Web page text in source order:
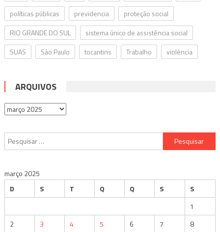
políticas públicas
previdencia
proteção social
RIO GRANDE DO SUL
sistema único de assistência social
SUAS
São Paulo tocantins Trabalho violência
ARQUIVOS
Arquivos
Pesquisar
por:
março 2025
D
S T Q Q S
S
1
2
3 4 5 6 7 8